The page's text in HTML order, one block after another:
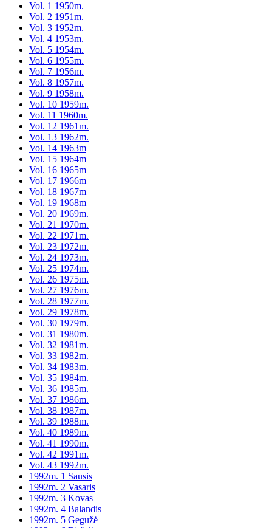
Vol. 1 1950m.
Vol. 2 1951m.
Vol. 3 1952m.
Vol. 4 1953m.
Vol. 5 1954m.
Vol. 6 1955m.
Vol. 7 1956m.
Vol. 8 1957m.
Vol. 9 1958m.
Vol. 10 1959m.
Vol. 11 1960m.
Vol. 12 1961m.
Vol. 13 1962m.
Vol. 14 1963m
Vol. 15 1964m
Vol. 16 1965m
Vol. 17 1966m
Vol. 18 1967m
Vol. 19 1968m
Vol. 20 1969m.
Vol. 21 1970m.
Vol. 22 1971m.
Vol. 23 1972m.
Vol. 24 1973m.
Vol. 25 1974m.
Vol. 26 1975m.
Vol. 27 1976m.
Vol. 28 1977m.
Vol. 29 1978m.
Vol. 30 1979m.
Vol. 31 1980m.
Vol. 32 1981m.
Vol. 33 1982m.
Vol. 34 1983m.
Vol. 35 1984m.
Vol. 36 1985m.
Vol. 37 1986m.
Vol. 38 1987m.
Vol. 39 1988m.
Vol. 40 1989m.
Vol. 41 1990m.
Vol. 42 1991m.
Vol. 43 1992m.
1992m. 1 Sausis
1992m. 2 Vasaris
1992m. 3 Kovas
1992m. 4 Balandis
1992m. 5 Gegužė